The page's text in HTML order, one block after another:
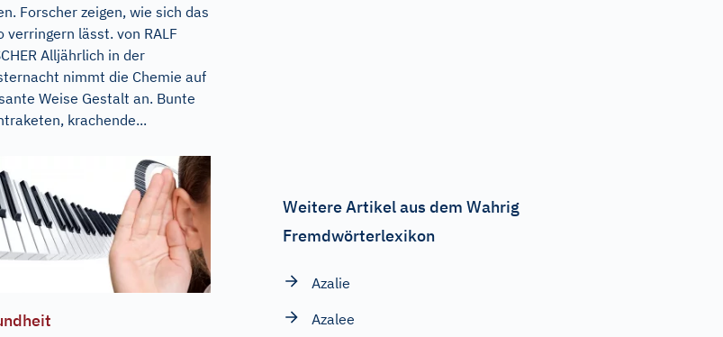
Forscher zeigen, wie sich das
verringern lässt. von RALF
Alljährlich in der
nimmt die Chemie auf
Weise Gestalt an. Bunte
krachende...
Weitere Artikel aus dem Wahrig
Fremdwörterlexikon
Azalie
Azalee